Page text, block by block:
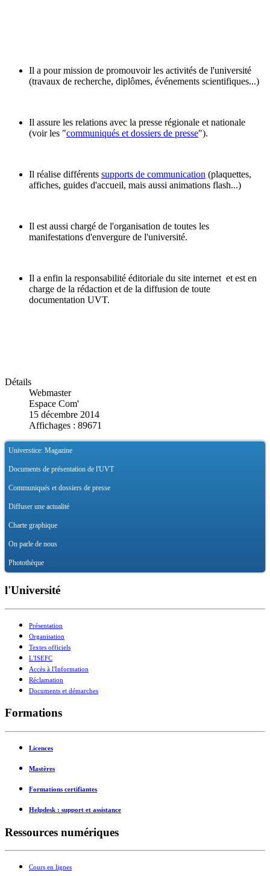
Il a pour mission de promouvoir les activités de l'université
(travaux de recherche, diplômes, événements scientifiques...)
Il assure les relations avec la presse régionale et nationale
(voir les "communiqués et dossiers de presse").
Il réalise différents supports de communication (plaquettes,
affiches, guides d'accueil, mais aussi animations flash...)
Il est aussi chargé de l'organisation de toutes les
manifestations d'envergure de l'université.
Il a enfin la responsabilité éditoriale du site internet et est en
charge de la rédaction et de la diffusion de toute
documentation UVT.
Détails
Webmaster
Espace Com'
15 décembre 2014
Affichages : 89671
Universtice: Magazine
Documents de présentation de l'UVT
Communiqués et dossiers de presse
Diffuser une actualité
Charte graphique
On parle de nous
Photothèque
l'Université
Présentation
Organisation
Textes officiels
L'ISEFC
Accès à l'Information
Réclamation
Documents et démarches
Formations
Licences
Mastères
Formations certifiantes
Helpdesk : support et assistance
Ressources numériques
Cours en lignes